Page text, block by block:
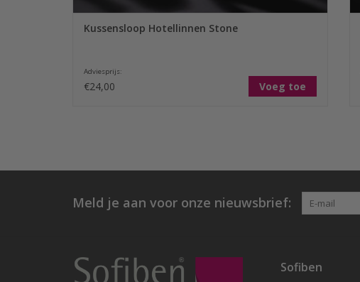
Kussensloop Hotellinnen Stone
Adviesprijs:
€24,00 Voeg toe
Meld je aan voor onze nieuwsbrief:
Sofiben